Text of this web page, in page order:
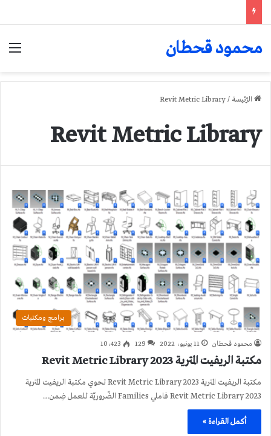
محمود قحطان
الرّئيسة /
Revit Metric Library
Revit Metric Library
برامج ومكتبات
محمود قحطان 11 يونيو، 2022 129 10٬423
مكتبة الريفيت المترية 2023 Revit Metric Library
مكتبة الريفيت المترية 2023 Revit Metric Library تحوي مكتبة الريفيت المترية
2023 Revit Metric Library فاملي Families الضّروريّة للعمل ضِمن…
أكمل القراءة »